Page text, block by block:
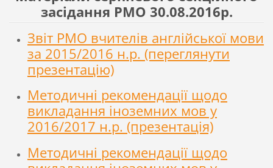
засідання РМО 30.08.2016р.
Звіт РМО вчителів англійської мови
за 2015/2016 н.р. (переглянути
презентацію)
Методичні рекомендації щодо
викладання іноземних мов у
2016/2017 н.р. (презентація)
Методичні рекомендації щодо